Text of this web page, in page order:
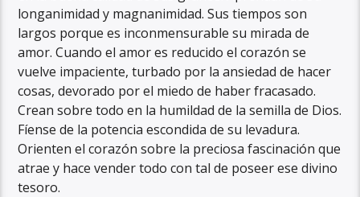
longanimidad y magnanimidad. Sus tiempos son
largos porque es inconmensurable su mirada de
amor. Cuando el amor es reducido el corazón se
vuelve impaciente, turbado por la ansiedad de hacer
cosas, devorado por el miedo de haber fracasado.
Crean sobre todo en la humildad de la semilla de Dios.
Fíense de la potencia escondida de su levadura.
Orienten el corazón sobre la preciosa fascinación que
atrae y hace vender todo con tal de poseer ese divino
tesoro.